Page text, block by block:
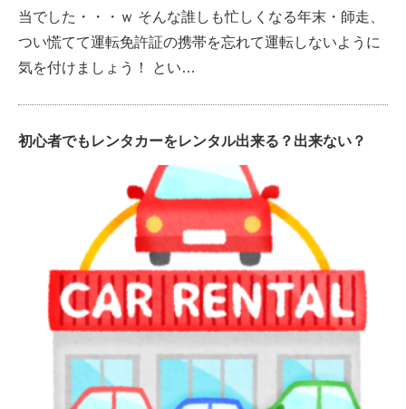
当でした・・・ｗ そんな誰しも忙しくなる年末・師走、
つい慌てて運転免許証の携帯を忘れて運転しないように
気を付けましょう！ とい…
初心者でもレンタカーをレンタル出来る？出来ない？